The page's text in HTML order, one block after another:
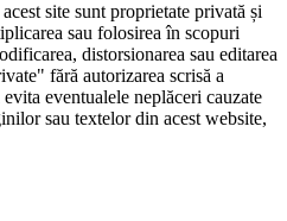
site sunt proprietate privată și
sau folosirea în scopuri
distorsionarea sau editarea
fără autorizarea scrisă a
eventualele neplăceri cauzate
sau textelor din acest website,